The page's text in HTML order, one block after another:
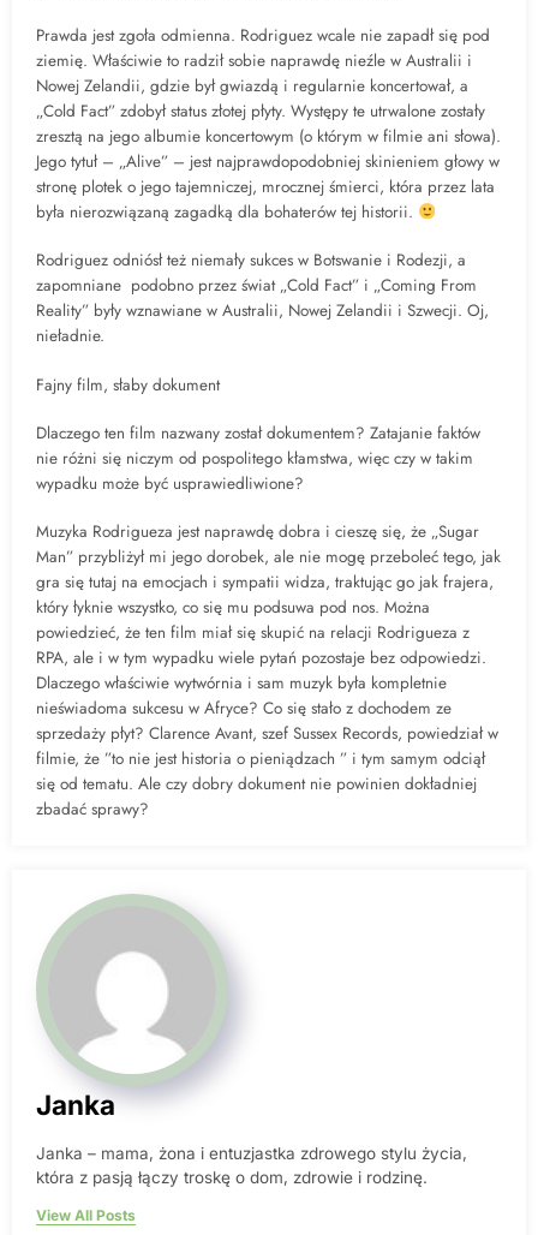
Prawda jest zgoła odmienna. Rodriguez wcale nie zapadł się pod
ziemię. Właściwie to radził sobie naprawdę nieźle w Australii i
Nowej Zelandii, gdzie był gwiazdą i regularnie koncertował, a
„Cold Fact” zdobył status złotej płyty. Występy te utrwalone zostały
zresztą na jego albumie koncertowym (o którym w filmie ani słowa).
Jego tytuł – „Alive” – jest najprawdopodobniej skinieniem głowy w
stronę plotek o jego tajemniczej, mrocznej śmierci, która przez lata
była nierozwiązaną zagadką dla bohaterów tej historii.
Rodriguez odniósł też niemały sukces w Botswanie i Rodezji, a
zapomniane podobno przez świat „Cold Fact” i „Coming From
Reality” były wznawiane w Australii, Nowej Zelandii i Szwecji. Oj,
nieładnie.
Fajny film, słaby dokument
Dlaczego ten film nazwany został dokumentem? Zatajanie faktów
nie różni się niczym od pospolitego kłamstwa, więc czy w takim
wypadku może być usprawiedliwione?
Muzyka Rodrigueza jest naprawdę dobra i cieszę się, że „Sugar
Man” przybliżył mi jego dorobek, ale nie mogę przeboleć tego, jak
gra się tutaj na emocjach i sympatii widza, traktując go jak frajera,
który łyknie wszystko, co się mu podsuwa pod nos. Można
powiedzieć, że ten film miał się skupić na relacji Rodrigueza z
RPA, ale i w tym wypadku wiele pytań pozostaje bez odpowiedzi.
Dlaczego właściwie wytwórnia i sam muzyk była kompletnie
nieświadoma sukcesu w Afryce? Co się stało z dochodem ze
sprzedaży płyt? Clarence Avant, szef Sussex Records, powiedział w
filmie, że ”to nie jest historia o pieniądzach ” i tym samym odciął
się od tematu. Ale czy dobry dokument nie powinien dokładniej
zbadać sprawy?
Janka
Janka – mama, żona i entuzjastka zdrowego stylu życia,
która z pasją łączy troskę o dom, zdrowie i rodzinę.
View All Posts